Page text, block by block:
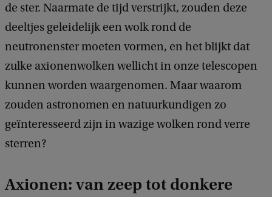
de ster. Naarmate de tijd verstrijkt, zouden deze
deeltjes geleidelijk een wolk rond de
neutronenster moeten vormen, en het blijkt dat
zulke axionenwolken wellicht in onze telescopen
kunnen worden waargenomen. Maar waarom
zouden astronomen en natuurkundigen zo
geïnteresseerd zijn in wazige wolken rond verre
sterren?
Axionen: van zeep tot donkere